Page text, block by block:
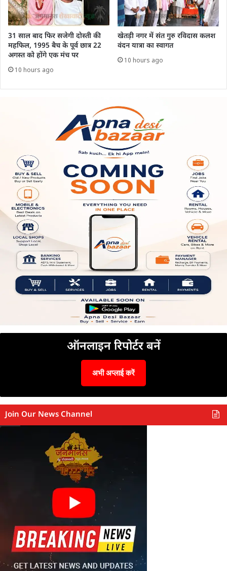
31 साल बाद फिर सजेगी दोस्ती की
महफिल, 1995 बैच के पूर्व छात्र 22
अगस्त को होंगे एक मंच पर
10 hours ago
खेतड़ी नगर में संत गुरु रविदास कलश
वंदन यात्रा का स्वागत
10 hours ago
ऑनलाइन रिपोर्टर बनें
अभी अप्लाई करें
Join Our News Channel